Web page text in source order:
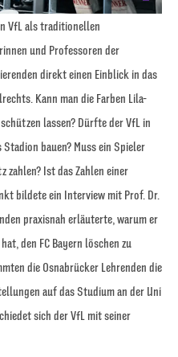
VfL als traditionellen
und Professoren der
direkt einen Einblick in das
Kann man die Farben Lila-
lassen? Dürfte der VfL in
bauen? Muss ein Spieler
zahlen? Ist das Zahlen einer
bildete ein Interview mit Prof. Dr.
praxisnah erläuterte, warum er
den FC Bayern löschen zu
die Osnabrücker Lehrenden die
auf das Studium an der Uni
sich der VfL mit seiner